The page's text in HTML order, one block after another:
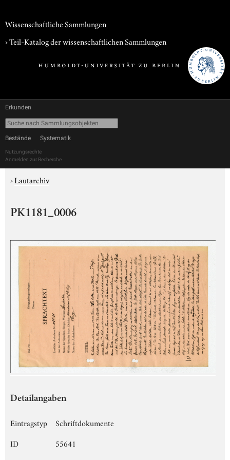
Wissenschaftliche Sammlungen
› Teil-Katalog der wissenschaftlichen Sammlungen
Erkunden
Bestände Systematik
Nutzungsrechte
Anmelden zur Recherche
›Lautarchiv
PK1181_0006
Detailangaben
Eintragstyp
Schriftdokumente
ID
55641